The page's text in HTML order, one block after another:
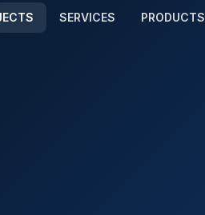
SERVICES PRODUCTS